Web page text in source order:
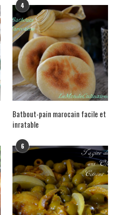
4
Batbout-pain marocain facile et
inratable
6